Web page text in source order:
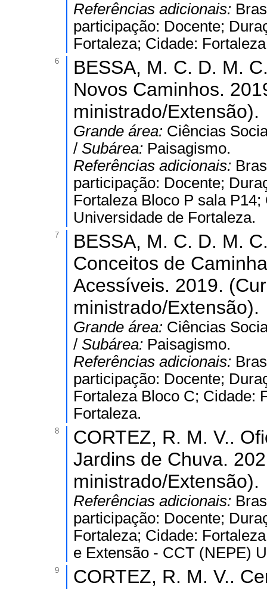
Referências adicionais:
participação: Docente;
Fortaleza; Cidade:
6
BESSA, M. C. D. M.
Novos Caminhos.
ministrado/Extensão).
Grande área: Ciências
/ Subárea: Paisagismo.
Referências adicionais:
participação: Docente;
Fortaleza Bloco P sala
Universidade de Fortaleza.
7
BESSA, M. C. D. M.
Conceitos de
Acessíveis. 2019.
ministrado/Extensão).
Grande área: Ciências
/ Subárea: Paisagismo.
Referências adicionais:
participação: Docente;
Fortaleza Bloco C; Cidade:
Fortaleza.
8
CORTEZ, R. M. V..
Jardins de Chuva.
ministrado/Extensão).
Referências adicionais:
participação: Docente;
Fortaleza; Cidade:
e Extensão - CCT (NEPE)
9
CORTEZ, R. M. V..